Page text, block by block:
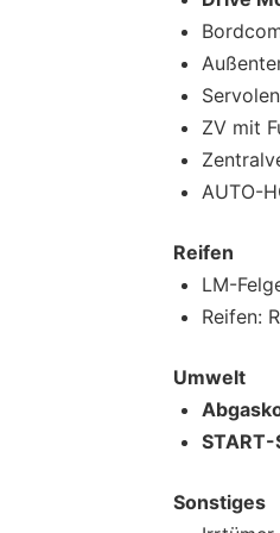
ZV mit
AUTO-
Reifen
LM-
Reifen:
Umwelt
Sonstiges